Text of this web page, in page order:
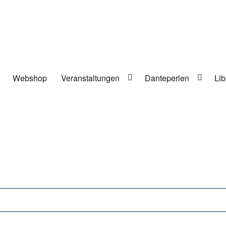
Webshop Veranstaltungen Danteperlen